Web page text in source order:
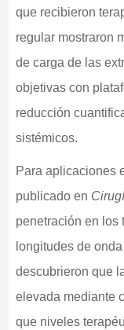
que recibieron
regular mostraron
de carga de las
objetivas con
reducción
sistémicos.
Para aplicaciones
publicado en
penetración en los
longitudes de
descubrieron que
elevada mediante
que niveles